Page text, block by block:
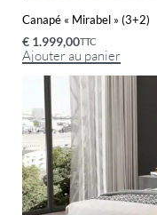
Canapé « Mirabel » (3+2)
€ 1.999,00TTC
Ajouter au panier